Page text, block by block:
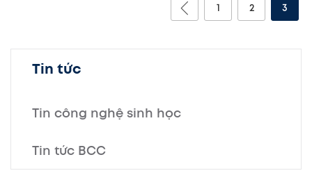
1 2 3
Tin tức
Tin công nghệ sinh học
Tin tức BCC